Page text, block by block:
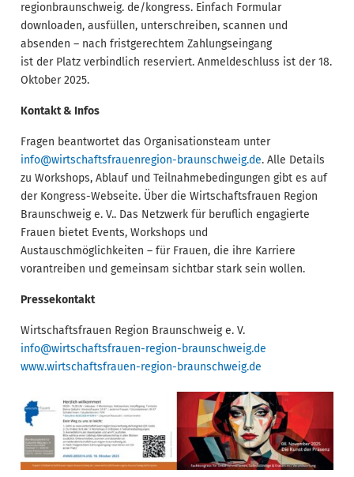
regionbraunschweig. de/kongress. Einfach Formular
downloaden, ausfüllen, unterschreiben, scannen und
absenden – nach fristgerechtem Zahlungseingang
ist der Platz verbindlich reserviert. Anmeldeschluss ist der 18.
Oktober 2025.
Kontakt & Infos
Fragen beantwortet das Organisationsteam unter
info@wirtschaftsfrauenregion-braunschweig.de. Alle Details
zu Workshops, Ablauf und Teilnahmebedingungen gibt es auf
der Kongress-Webseite. Über die Wirtschaftsfrauen Region
Braunschweig e. V.. Das Netzwerk für beruflich engagierte
Frauen bietet Events, Workshops und
Austauschmöglichkeiten – für Frauen, die ihre Karriere
vorantreiben und gemeinsam sichtbar stark sein wollen.
Pressekontakt
Wirtschaftsfrauen Region Braunschweig e. V.
info@wirtschaftsfrauen-region-braunschweig.de
www.wirtschaftsfrauen-region-braunschweig.de